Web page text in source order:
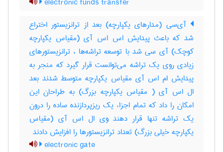
آی‌سی (مدارهای یکپارچه) بعد از ترانزیستور اختراع
شد که باعث پیدایش اس اس آی (مقیاس یکپارچه
کوچک) آی سی شد با توسعه تراشه‌ها ، ترانزیستورهای
زیادی روی یک تراشه می‌توانست قرار گیرد که منجر به
پیدایش ام اس آی مقیاس یکپارچه متوسط شدند بعد
ال اس آی ( مقیاس یکپارچه بزرگ) به طراحان این
امکان را داد که تمام اجزاء یک ریزپردازنده ساده را درون
یک تراشه تنها قرار دهند وی ال اس آی (مقیاس
یکپارچه خیلی بزرگ) تعداد ترانزیستورها را افزایش دادند
electronic gate